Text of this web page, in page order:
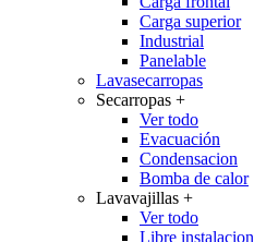
Carga superior
Industrial
Panelable
Lavasecarropas
Secarropas +
Ver todo
Evacuación
Condensacion
Bomba de calor
Lavavajillas +
Ver todo
Libre instalacion